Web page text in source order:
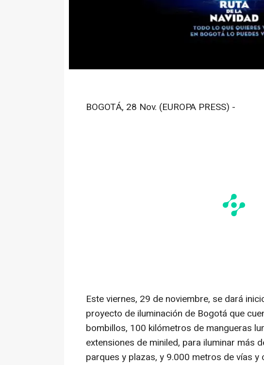
BOGOTÁ, 28 Nov. (EUROPA PRESS) -
Este viernes, 29 de noviembre, se dará
proyecto de iluminación de Bogotá que
bombillos, 100 kilómetros de mangueras
extensiones de miniled, para iluminar más
parques y plazas, y 9.000 metros de vías y